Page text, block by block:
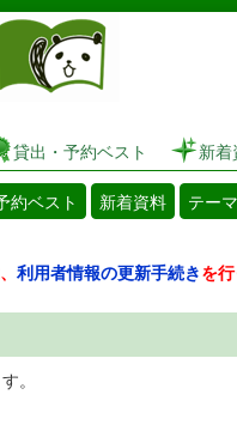
図書館 蔵書検
貸出・予約ベスト 新着
約ベスト 新着資料 テー
利用者情報の更新手続きを行
。